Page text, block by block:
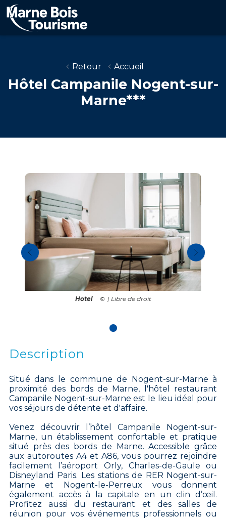
Aller
au
contenu
principal
Retour Accueil
Hôtel Campanile Nogent-sur-
Marne***
Hotel | Libre de droit
Description
Situé dans le commune de Nogent-sur-Marne à
proximité des bords de Marne, l'hôtel restaurant
Campanile Nogent-sur-Marne est le lieu idéal pour
vos séjours de détente et d'affaire.
Venez découvrir l’hôtel Campanile Nogent-sur-
Marne, un établissement confortable et pratique
situé près des bords de Marne. Accessible grâce
aux autoroutes A4 et A86, vous pourrez rejoindre
facilement l’aéroport Orly, Charles-de-Gaule ou
Disneyland Paris. Les stations de RER Nogent-sur-
Marne et Nogent-le-Perreux vous donnent
également accès à la capitale en un clin d’œil.
Profitez aussi du restaurant et des salles de
réunion pour vos événements professionnels ou